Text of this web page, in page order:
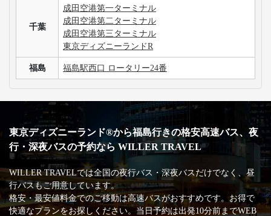
千葉
成田空港第一ターミナル
成田空港第二ターミナル
成田空港第三ターミナル
東京ディズニーランドR
福島 福島駅西口 ロータリー24番
東京ディズニーランド®から福島行きの格安高速バス、夜
行・深夜バスの予約なら WILLER TRAVEL
WILLER TRAVELでは全国の夜行バス・深夜バスだけでなく、昼
行バスもご用意しています。
格安・最安値料金でのご移動は高速バスがおすすめです。お得で
快適なプランをお探しください。当日予約は出発10分前までWEB